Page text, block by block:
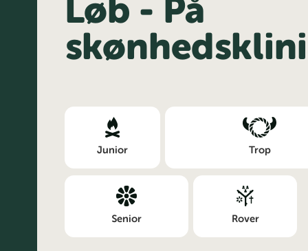
Løb - På
Junior Trop
Senior Rover